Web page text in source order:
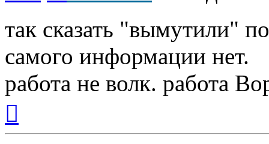
так сказать "вымутили"
самого информации нет.
работа не волк. работа
началу